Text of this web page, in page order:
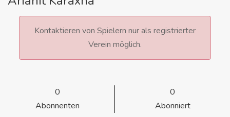
Kontaktieren von Spielern nur als registrierter
Verein möglich.
0
Abonnenten
0
Abonniert